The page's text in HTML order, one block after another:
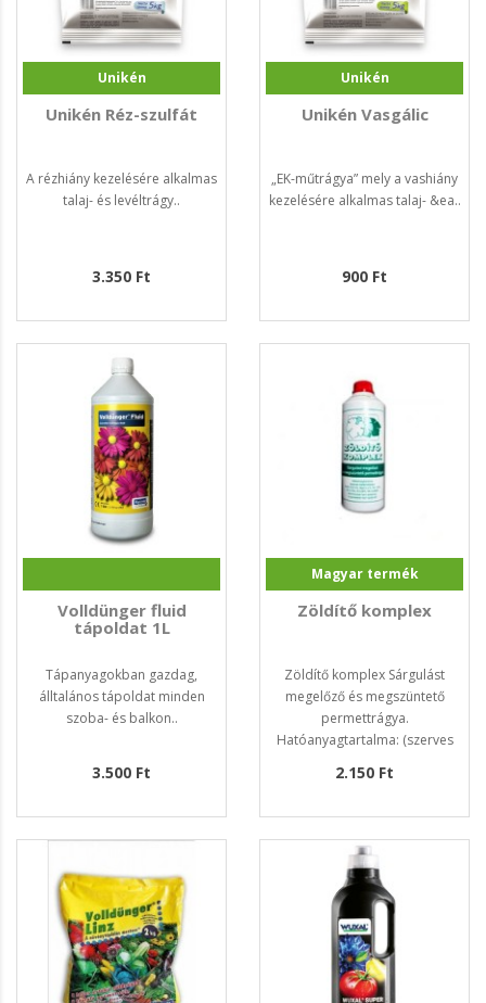
Unikén
Unikén Réz-szulfát
A rézhiány kezelésére alkalmas
talaj- és levéltrágy..
3.350 Ft
Unikén
Unikén Vasgálic
„EK-műtrágya” mely a vashiány
kezelésére alkalmas talaj- &ea..
900 Ft
Volldünger fluid
tápoldat 1L
Tápanyagokban gazdag,
álltalános tápoldat minden
szoba- és balkon..
3.500 Ft
Magyar termék
Zöldítő komplex
Zöldítő komplex Sárgulást
megelőző és megszüntető
permettrágya.
Hatóanyagtartalma: (szerves
2.150 Ft